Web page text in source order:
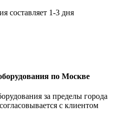
составляет 1-3 дня
по Москве
за пределы города
с клиентом